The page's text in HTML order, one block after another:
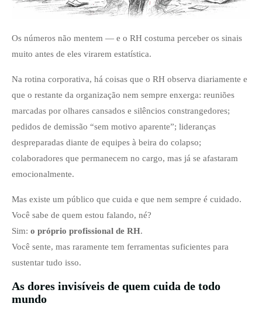
Os números não mentem — e o RH costuma perceber os sinais
muito antes de eles virarem estatística.
Na rotina corporativa, há coisas que o RH observa diariamente e
que o restante da organização nem sempre enxerga: reuniões
marcadas por olhares cansados e silêncios constrangedores;
pedidos de demissão “sem motivo aparente”; lideranças
despreparadas diante de equipes à beira do colapso;
colaboradores que permanecem no cargo, mas já se afastaram
emocionalmente.
Mas existe um público que cuida e que nem sempre é cuidado.
Você sabe de quem estou falando, né?
Sim: o próprio profissional de RH.
Você sente, mas raramente tem ferramentas suficientes para
sustentar tudo isso.
As dores invisíveis de quem cuida de todo
mundo